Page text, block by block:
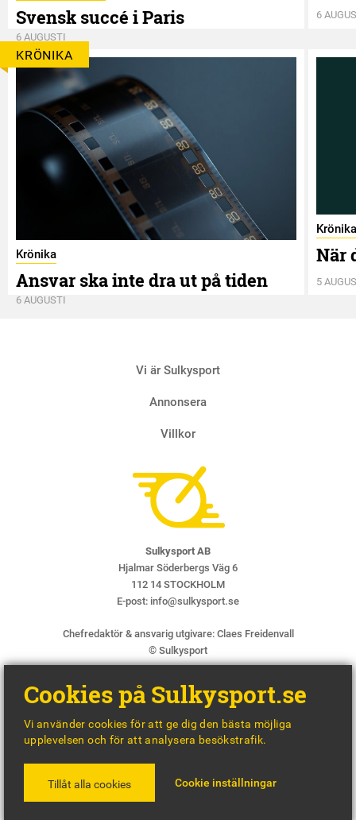
Svensk succé i Paris
6 AUGUSTI
6
KRÖNIKA
Krönika
Ansvar ska inte dra ut på tiden
6 AUGUSTI
Krönika
När
5
Vi är Sulkysport
Annonsera
Villkor
Sulkysport AB
Hjalmar Söderbergs Väg 6
112 14 STOCKHOLM
E-post: info@sulkysport.se
Chefredaktör & ansvarig utgivare: Claes Freidenvall
© Sulkysport
Cookies på Sulkysport.se
Vi använder cookies för att ge dig den bästa möjliga
upplevelsen och för att analysera besökstrafik.
Tillåt alla cookies Cookie inställningar